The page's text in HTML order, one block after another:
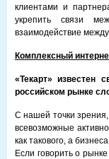
клиентами и
укрепить связи
взаимодействие
Комплексный
«Текарт» известен
российском рынке
С нашей точки
всевозможные
как такового, а
Если говорить о